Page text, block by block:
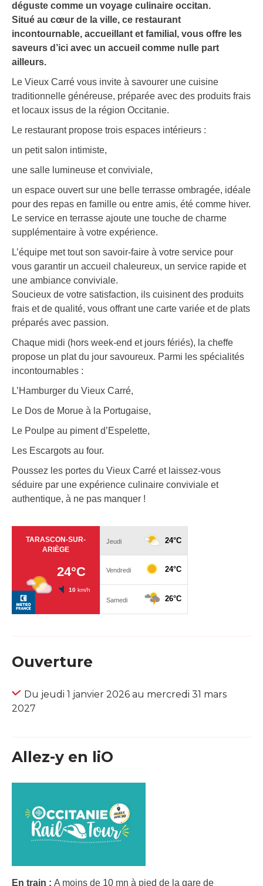
déguste comme un voyage culinaire occitan.
Situé au cœur de la ville, ce restaurant
incontournable, accueillant et familial, vous offre les
saveurs d’ici avec un accueil comme nulle part
ailleurs.
Le Vieux Carré vous invite à savourer une cuisine
traditionnelle généreuse, préparée avec des produits frais
et locaux issus de la région Occitanie.
Le restaurant propose trois espaces intérieurs :
un petit salon intimiste,
une salle lumineuse et conviviale,
un espace ouvert sur une belle terrasse ombragée, idéale
pour des repas en famille ou entre amis, été comme hiver.
Le service en terrasse ajoute une touche de charme
supplémentaire à votre expérience.
L’équipe met tout son savoir-faire à votre service pour
vous garantir un accueil chaleureux, un service rapide et
une ambiance conviviale.
Soucieux de votre satisfaction, ils cuisinent des produits
frais et de qualité, vous offrant une carte variée et de plats
préparés avec passion.
Chaque midi (hors week-end et jours fériés), la cheffe
propose un plat du jour savoureux. Parmi les spécialités
incontournables :
L’Hamburger du Vieux Carré,
Le Dos de Morue à la Portugaise,
Le Poulpe au piment d’Espelette,
Les Escargots au four.
Poussez les portes du Vieux Carré et laissez-vous
séduire par une expérience culinaire conviviale et
authentique, à ne pas manquer !
Ouverture
Du jeudi 1 janvier 2026 au mercredi 31 mars
2027
Allez-y en liO
En train : A moins de 10 mn à pied de la gare de